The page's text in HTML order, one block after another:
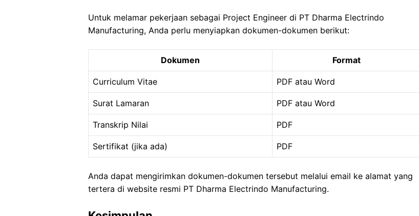
Untuk melamar pekerjaan sebagai Project Engineer di PT Dharma Electrindo
Manufacturing, Anda perlu menyiapkan dokumen-dokumen berikut:
Dokumen Format
Curriculum Vitae PDF atau Word
Surat Lamaran PDF atau Word
Transkrip Nilai PDF
Sertifikat (jika ada) PDF
Anda dapat mengirimkan dokumen-dokumen tersebut melalui email ke alamat yang
tertera di website resmi PT Dharma Electrindo Manufacturing.